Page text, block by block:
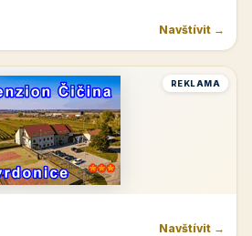
Navštívit →
REKLAMA
Navštívit →